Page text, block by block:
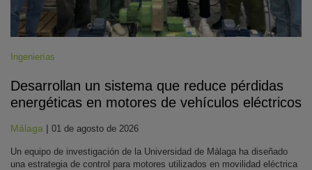
Ingenierías
Desarrollan un sistema que reduce pérdidas
energéticas en motores de vehículos eléctricos
Málaga | 01 de agosto de 2026
Un equipo de investigación de la Universidad de Málaga ha diseñado
una estrategia de control para motores utilizados en movilidad eléctrica